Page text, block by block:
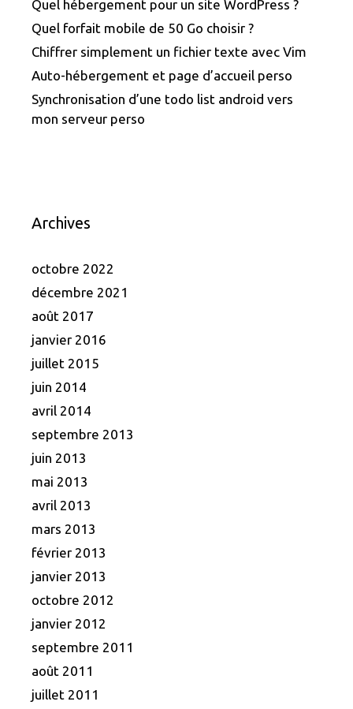
Quel hébergement pour un site WordPress ?
Quel forfait mobile de 50 Go choisir ?
Chiffrer simplement un fichier texte avec Vim
Auto-hébergement et page d’accueil perso
Synchronisation d’une todo list android vers
mon serveur perso
Archives
octobre 2022
décembre 2021
août 2017
janvier 2016
juillet 2015
juin 2014
avril 2014
septembre 2013
juin 2013
mai 2013
avril 2013
mars 2013
février 2013
janvier 2013
octobre 2012
janvier 2012
septembre 2011
août 2011
juillet 2011